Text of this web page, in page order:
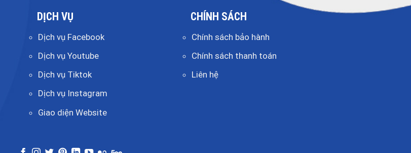
DỊCH VỤ
Dịch vụ Facebook
Dịch vụ Youtube
Dịch vụ Tiktok
Dịch vụ Instagram
Giao diện Website
CHÍNH SÁCH
Chính sách bảo hành
Chính sách thanh toán
Liên hệ